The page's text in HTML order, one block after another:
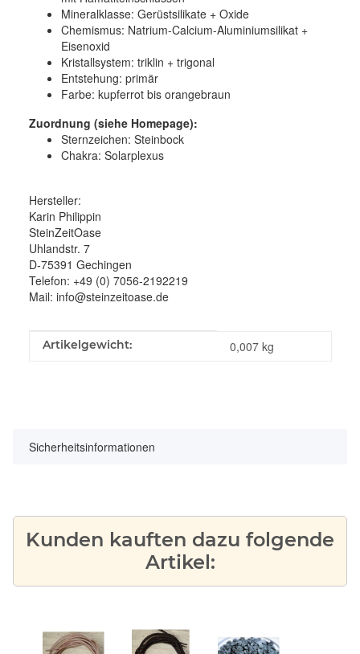
Mineralklasse: Gerüstsilikate + Oxide
Chemismus: Natrium-Calcium-Aluminiumsilikat +
Eisenoxid
Kristallsystem: triklin + trigonal
Entstehung: primär
Farbe: kupferrot bis orangebraun
Zuordnung (siehe Homepage):
Sternzeichen: Steinbock
Chakra: Solarplexus
Hersteller:
Karin Philippin
SteinZeitOase
Uhlandstr. 7
D-75391 Gechingen
Telefon: +49 (0) 7056-2192219
Mail: info@steinzeitoase.de
Produkteigenschaft
Wert
Artikelgewicht: 0,007 kg
Sicherheitsinformationen
Kunden kauften dazu folgende
Artikel: